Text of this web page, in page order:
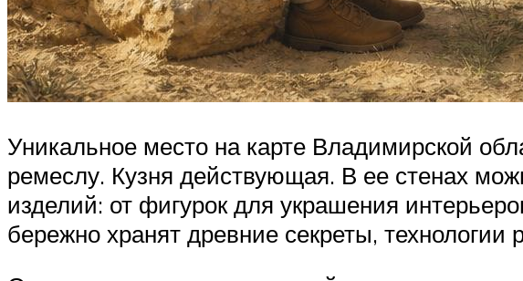
Уникальное место на карте Владимирской
ремеслу. Кузня действующая. В ее стенах
изделий: от фигурок для украшения
бережно хранят древние секреты, технологии